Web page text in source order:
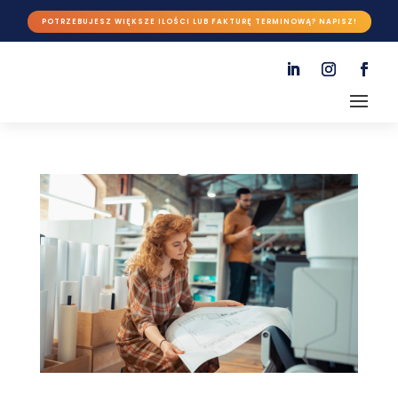
POTRZEBUJESZ WIĘKSZE ILOŚCI LUB FAKTURĘ TERMINOWĄ? NAPISZ!